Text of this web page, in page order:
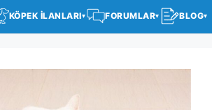
KÖPEK İLANLARI▾ FORUMLAR▾ BLOG▾